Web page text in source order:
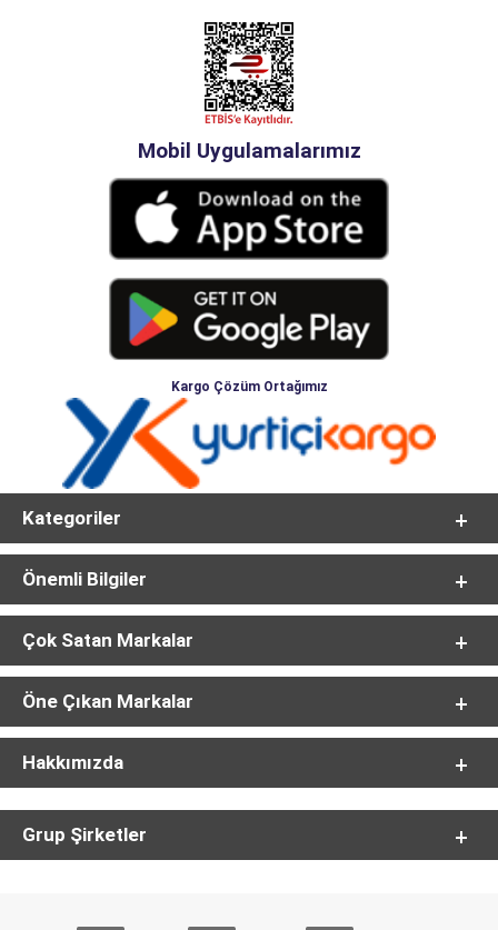
Mobil Uygulamalarımız
Kargo Çözüm Ortağımız
Kategoriler
Önemli Bilgiler
Çok Satan Markalar
Öne Çıkan Markalar
Hakkımızda
Grup Şirketler